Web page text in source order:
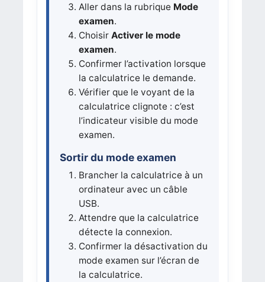
Aller dans la rubrique Mode
examen.
Choisir Activer le mode
examen.
Confirmer l’activation lorsque
la calculatrice le demande.
Vérifier que le voyant de la
calculatrice clignote : c’est
l’indicateur visible du mode
examen.
Sortir du mode examen
Brancher la calculatrice à un
ordinateur avec un câble
USB.
Attendre que la calculatrice
détecte la connexion.
Confirmer la désactivation du
mode examen sur l’écran de
la calculatrice.